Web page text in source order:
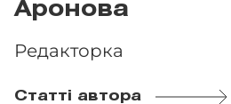
Аронова
Редакторка
Статті автора